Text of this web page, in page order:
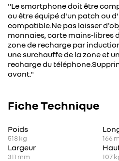
"Le smartphone doit être
ou être équipé d'un patch ou
compatible.Ne pas laisser
monnaies, carte mains-libres
zone de recharge par
une surchauffe de la zone et
recharge du
avant."
Fiche Technique
Poids
518kg 166
Largeur
311 mm 107